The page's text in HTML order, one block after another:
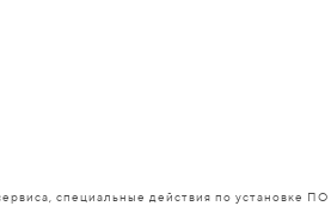
специальные действия по установке